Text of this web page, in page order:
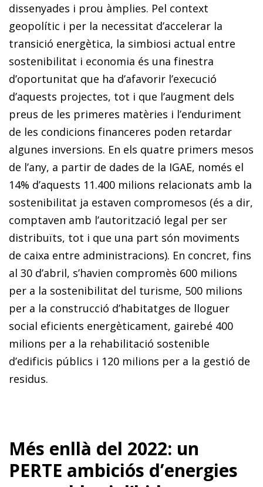
dissenyades i prou àmplies. Pel context
geopolític i per la necessitat d’accelerar la
transició energètica, la simbiosi actual entre
sostenibilitat i economia és una finestra
d’oportunitat que ha d’afavorir l’execució
d’aquests projectes, tot i que l’augment dels
preus de les primeres matèries i l’enduriment
de les condicions financeres poden retardar
algunes inversions. En els quatre primers mesos
de l’any, a partir de dades de la IGAE, només el
14% d’aquests 11.400 milions relacionats amb la
sostenibilitat ja estaven compromesos (és a dir,
comptaven amb l’autorització legal per ser
distribuïts, tot i que una part són moviments
de caixa entre administracions). En concret, fins
al 30 d’abril, s’havien compromès 600 milions
per a la sostenibilitat del turisme, 500 milions
per a la construcció d’habitatges de lloguer
social eficients energèticament, gairebé 400
milions per a la rehabilitació sostenible
d’edificis públics i 120 milions per a la gestió de
residus.
Més enllà del 2022: un
PERTE ambiciós d’energies